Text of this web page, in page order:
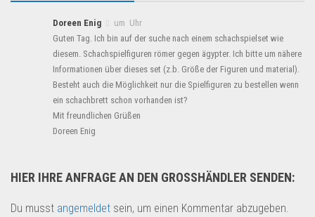
Doreen Enig
um Uhr
Guten Tag. Ich bin auf der suche nach einem schachspielset wie
diesem. Schachspielfiguren römer gegen ägypter. Ich bitte um nähere
Informationen über dieses set (z.b. Größe der Figuren und material).
Besteht auch die Möglichkeit nur die Spielfiguren zu bestellen wenn
ein schachbrett schon vorhanden ist?
Mit freundlichen Grüßen
Doreen Enig
HIER IHRE ANFRAGE AN DEN GROSSHÄNDLER SENDEN:
Du musst angemeldet sein, um einen Kommentar abzugeben.